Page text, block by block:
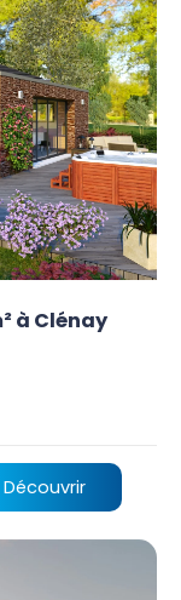
à Clénay
Découvrir